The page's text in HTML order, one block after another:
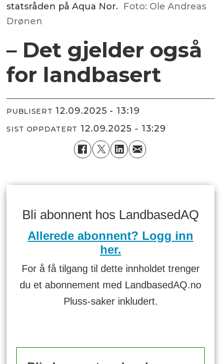
statsråden på Aqua Nor. Foto: Ole Andreas
Drønen
– Det gjelder også
for landbasert
PUBLISERT 12.09.2025 - 13:19
SIST OPPDATERT 12.09.2025 - 13:29
Bli abonnent hos LandbasedAQ
Allerede abonnent? Logg inn
her.
For å få tilgang til dette innholdet trenger
du et abonnement med LandbasedAQ.no
Pluss-saker inkludert.